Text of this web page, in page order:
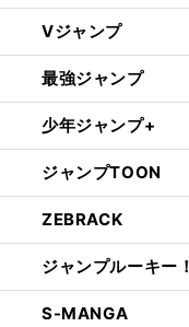
Vジャンプ
最強ジャンプ
少年ジャンプ+
ジャンプTOON
ZEBRACK
ジャンプルーキー！
S-MANGA